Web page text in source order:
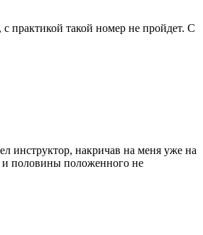
практикой такой номер не пройдет. С
инструктор, накричав на меня уже на
и половины положенного не